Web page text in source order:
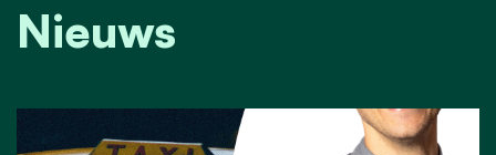
Nieuws